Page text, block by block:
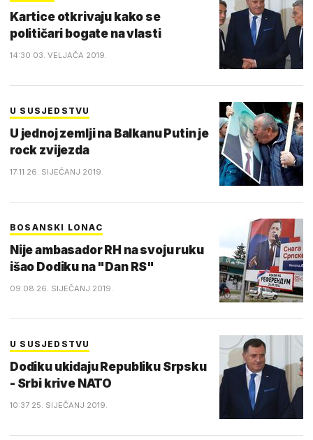
Kartice otkrivaju kako se
političari bogate na vlasti
14:30 03. VELJAČA 2019.
U SUSJEDSTVU
U jednoj zemlji na Balkanu Putin je
rock zvijezda
17:11 26. SIJEČANJ 2019.
BOSANSKI LONAC
Nije ambasador RH na svoju ruku
išao Dodiku na "Dan RS"
09:08 26. SIJEČANJ 2019.
U SUSJEDSTVU
Dodiku ukidaju Republiku Srpsku
- Srbi krive NATO
10:37 25. SIJEČANJ 2019.